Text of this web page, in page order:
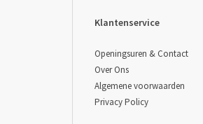
Klantenservice
Openingsuren & Contact
Over Ons
Algemene voorwaarden
Privacy Policy